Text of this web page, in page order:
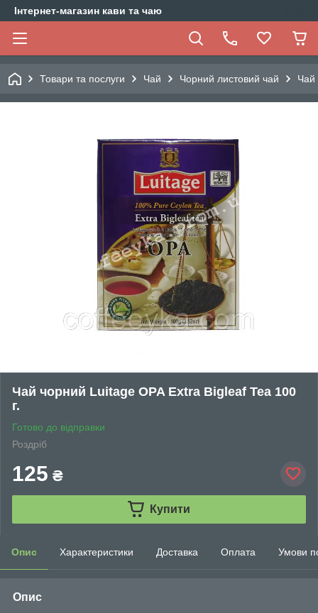
Інтернет-магазин кави та чаю
Товари та послуги Чай Чорний листовий чай Чай
Чай чорний Luitage OPA Extra Bigleaf Tea 100
г.
Готово до відправки
Роздріб
125 ₴
Купити
Опис Характеристики Доставка Оплата Умови
Опис